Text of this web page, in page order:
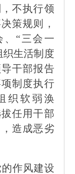
不执行领
策规则，
“三会一
织生活制度
干部报告
制度执行
织软弱涣
任用干部
造成恶劣
的作风建设